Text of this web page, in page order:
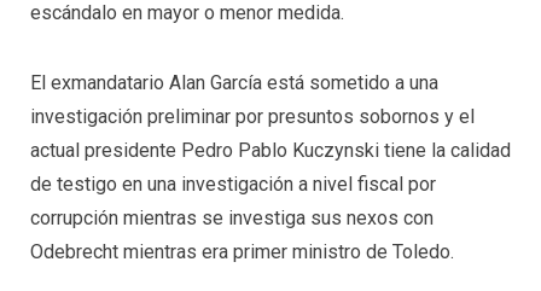
escándalo en mayor o menor medida.
El exmandatario Alan García está sometido a una
investigación preliminar por presuntos sobornos y el
actual presidente Pedro Pablo Kuczynski tiene la calidad
de testigo en una investigación a nivel fiscal por
corrupción mientras se investiga sus nexos con
Odebrecht mientras era primer ministro de Toledo.